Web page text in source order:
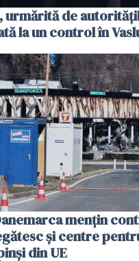
urmărită de
la un control în
mențin
și centre
din UE